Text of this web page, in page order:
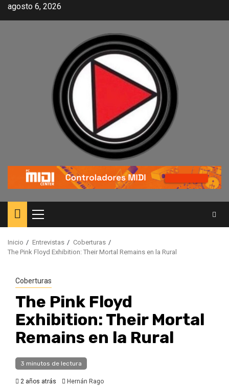
agosto 6, 2026
Inicio Entrevistas
Coberturas
The Pink Floyd Exhibition: Their Mortal Remains en la Rural
Coberturas
The Pink Floyd
Exhibition: Their Mortal
Remains en la Rural
3 minutos de lectura
2 años atrás Hernán Rago